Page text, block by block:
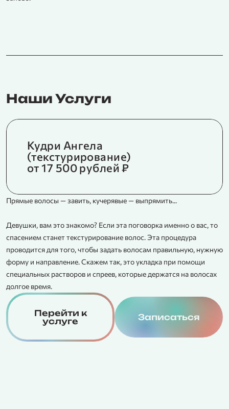
Наши Услуги
Кудри Ангела
(текстурирование)
от 17 500 рублей ₽
Прямые волосы — завить, кучерявые — выпрямить...
Девушки, вам это знакомо? Если эта поговорка именно о вас, то
спасением станет текстурирование волос. Эта процедура
проводится для того, чтобы задать волосам правильную, нужную
форму и направление. Скажем так, это укладка при помощи
специальных растворов и спреев, которые держатся на волосах
долгое время.
Перейти к
услуге
Записаться